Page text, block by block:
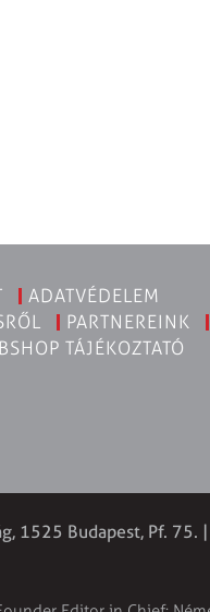
ADATVÉDELEM
PARTNEREINK
TÁJÉKOZTATÓ
1525 Budapest, Pf.